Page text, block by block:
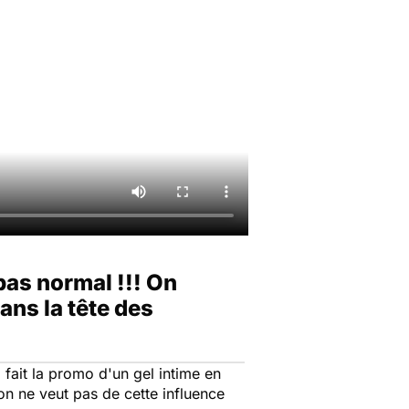
normal !!! On
la tête des
fait la promo d'un gel intime en
ne veut pas de cette influence